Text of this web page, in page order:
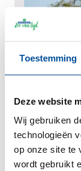
Toestemming
Deze website
Wij gebruiken
technologieën
op onze site te
wordt gebruikt
Dieren